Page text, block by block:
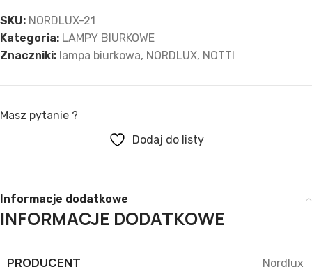
SKU: NORDLUX-21
Kategoria: LAMPY BIURKOWE
Znaczniki: lampa biurkowa, NORDLUX, NOTTI
Masz pytanie ?
Dodaj do listy
Informacje dodatkowe
INFORMACJE DODATKOWE
PRODUCENT Nordlux